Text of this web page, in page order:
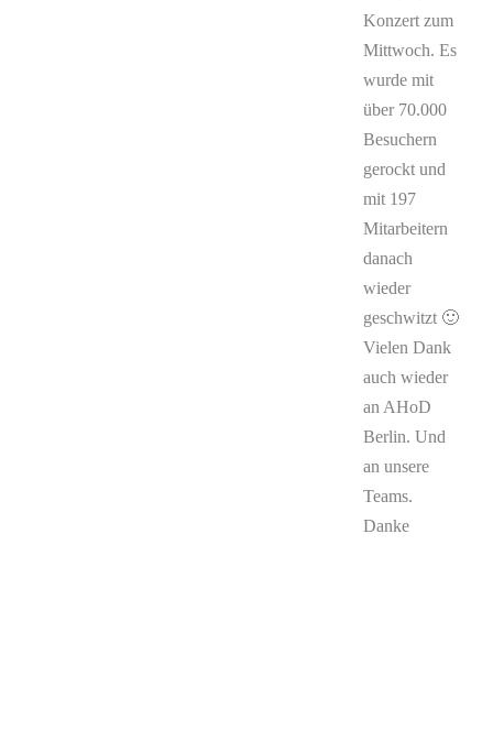
Konzert zum
Mittwoch. Es
wurde mit
über 70.000
Besuchern
gerockt und
mit 197
Mitarbeitern
danach
wieder
geschwitzt 🙂
Vielen Dank
auch wieder
an AHoD
Berlin. Und
an unsere
Teams.
Danke